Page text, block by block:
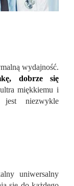
wydajność.
dobrze się
miękkiemu i
jest niezwykle
uniwersalny